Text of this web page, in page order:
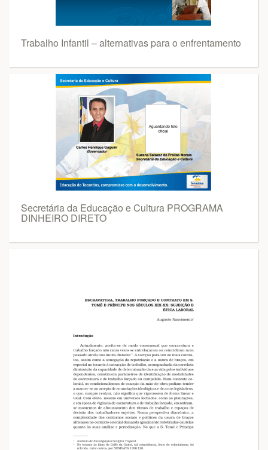
Trabalho Infantil – alternativas para o enfrentamento
Secretária da Educação e Cultura PROGRAMA
DINHEIRO DIRETO